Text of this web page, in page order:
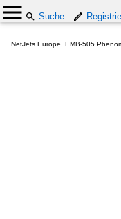
Suche
NetJets Europe, EMB-505